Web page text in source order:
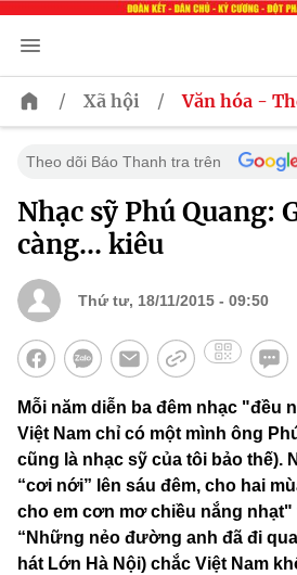
/ Xã hội / Văn hóa -
Theo dõi Báo Thanh tra trên
Nhạc sỹ Phú Quang:
càng… kiêu
Thứ tư, 18/11/2015 - 09:50
Mỗi năm diễn ba đêm nhạc "đều
Việt Nam chỉ có một mình ông
cũng là nhạc sỹ của tôi bảo thế).
“cơi nới” lên sáu đêm, cho hai
cho em cơn mơ chiều nắng nhạt"
“Những nẻo đường anh đã đi
hát Lớn Hà Nội) chắc Việt Nam